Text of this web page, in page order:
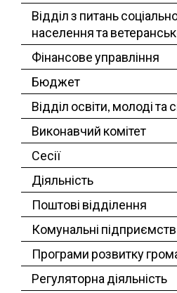
Відділ з питань
населення та
Фінансове управління
Бюджет
Відділ освіти, молоді та
Виконавчий комітет
Сесії
Діяльність
Поштові відділення
Комунальні
Програми розвитку
Регуляторна діяльність